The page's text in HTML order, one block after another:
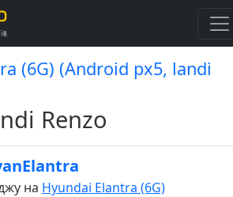
(6G) (Android px5, landi
Renzo
на Hyundai Elantra (6G)